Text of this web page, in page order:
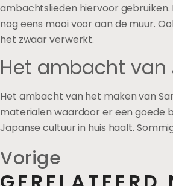
ambachtslieden hiervoor
nog eens mooi voor aan de muur.
het zwaar verwerkt.
Het ambacht van
Het ambacht van het maken van
materialen waardoor er een goede
Japanse cultuur in huis haalt.
Vorige